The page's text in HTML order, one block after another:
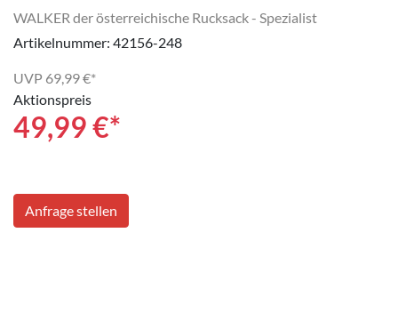
WALKER der österreichische Rucksack - Spezialist
Artikelnummer: 42156-248
UVP 69,99 €*
Aktionspreis
49,99€*
Anfrage stellen